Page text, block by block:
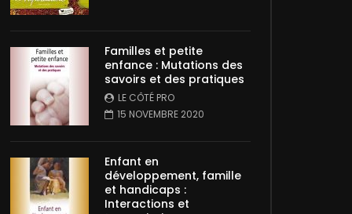
Familles et petite
enfance : Mutations des
savoirs et des pratiques
LE CÔTÉ PRO
15 NOVEMBRE 2020
Enfant en
développement, famille
et handicaps :
Interactions et